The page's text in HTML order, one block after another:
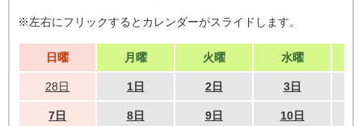
※左右にフリックするとカレンダーがスライドします。
日曜 月曜 火曜 水曜
28日 1日 2日 3日
7日 8日 9日 10日